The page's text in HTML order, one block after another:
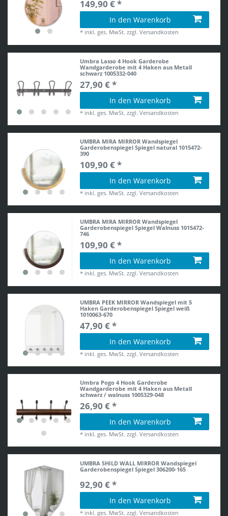
149,90 € *
In den Warenkorb
* inkl. ges. MwSt. zzgl.Versandkosten
Umbra Lasso 4 Hook Garderobe
Wandgarderobe mit 4 Haken aus Metall
schwarz 1005332-040
27,90 € *
In den Warenkorb
* inkl. ges. MwSt. zzgl.Versandkosten
UMBRA MIRA MIRROR Wandspiegel
Garderobenspiegel Spiegel natural 1015472-
390
109,90 € *
In den Warenkorb
* inkl. ges. MwSt. zzgl.Versandkosten
UMBRA MIRA MIRROR Wandspiegel
Garderobenspiegel Spiegel Walnuss 1015472-
746
109,90 € *
In den Warenkorb
* inkl. ges. MwSt. zzgl.Versandkosten
UMBRA PEEK MIRROR Wandspiegel mit 5
Haken Garderobenspiegel Spiegel weiß
1010063-670
47,90 € *
In den Warenkorb
* inkl. ges. MwSt. zzgl.Versandkosten
Umbra Pogo 4 Hook Garderobe
Wandgarderobe mit 4 Haken aus Metall
schwarz / walnuss 1005329-048
26,90 € *
In den Warenkorb
* inkl. ges. MwSt. zzgl.Versandkosten
UMBRA SHILD WALL MIRROR Wandspiegel
Garderobenspiegel Spiegel 306200-165
92,90 € *
In den Warenkorb
* inkl. ges. MwSt. zzgl.Versandkosten